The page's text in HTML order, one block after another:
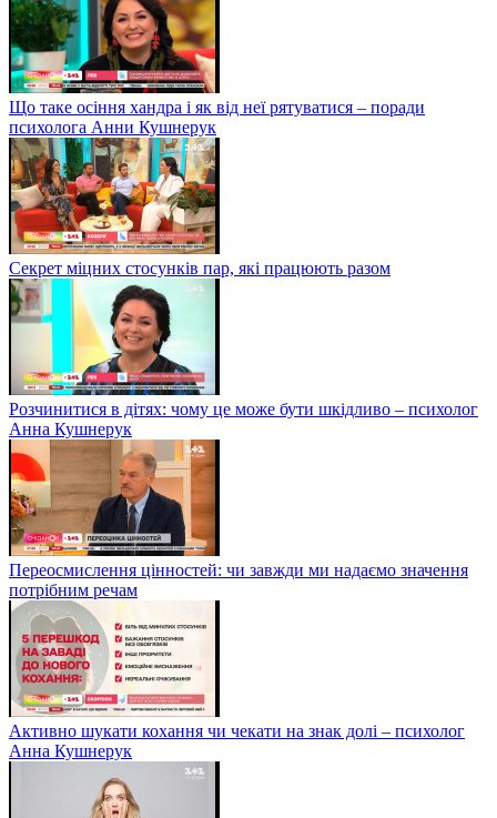
Що таке осіння хандра і як від неї рятуватися – поради
психолога Анни Кушнерук
Секрет міцних стосунків пар, які працюють разом
Розчинитися в дітях: чому це може бути шкідливо – психолог
Анна Кушнерук
Переосмислення цінностей: чи завжди ми надаємо значення
потрібним речам
Активно шукати кохання чи чекати на знак долі – психолог
Анна Кушнерук